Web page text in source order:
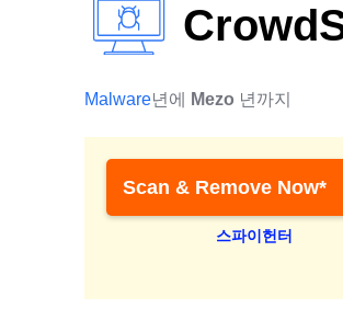
Malware년에 Mezo 년까지
Scan & Remove Now*
스파이헌터